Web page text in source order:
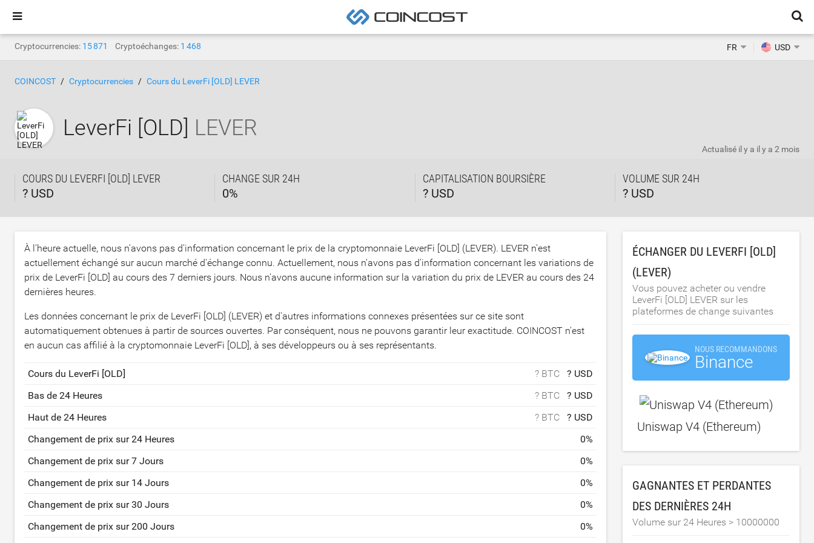
Cryptocurrencies: 15 871 Cryptoéchanges: 1 468 FR USD
COINCOST Cryptocurrencies Cours du LeverFi [OLD] LEVER
LeverFi [OLD] LEVER
COURS DU LEVERFI [OLD] LEVER
? USD
CHANGE SUR 24H
0%
CAPITALISATION BOURSIÈRE
? USD
VOLUME SUR 24H
? USD
Actualisé il y a il y a 2 mois
À l'heure actuelle, nous n'avons pas d'information concernant le prix de la cryptomonnaie LeverFi [OLD] (LEVER). LEVER n'est
actuellement échangé sur aucun marché d'échange connu. Actuellement, nous n'avons pas d'information concernant les variations de
prix de LeverFi [OLD] au cours des 7 derniers jours. Nous n'avons aucune information sur la variation du prix de LEVER au cours des 24
dernières heures.
Les données concernant le prix de LeverFi [OLD] (LEVER) et d'autres informations connexes présentées sur ce site sont
automatiquement obtenues à partir de sources ouvertes. Par conséquent, nous ne pouvons garantir leur exactitude. COINCOST n'est
en aucun cas affilié à la cryptomonnaie LeverFi [OLD], à ses développeurs ou à ses représentants.
Cours du LeverFi [OLD] ? BTC
? USD
Bas de 24 Heures
? BTC
? USD
Haut de 24 Heures
? BTC
? USD
Changement de prix sur 24 Heures
0%
Changement de prix sur 7 Jours
0%
Changement de prix sur 14 Jours
0%
Changement de prix sur 30 Jours
0%
Changement de prix sur 200 Jours
0%
ÉCHANGER DU LEVERFI [OLD]
(LEVER)
Vous pouvez acheter ou vendre
LeverFi [OLD] LEVER sur les
plateformes de change suivantes
NOUS RECOMMANDONS
Binance
Uniswap V4 (Ethereum)
GAGNANTES ET PERDANTES
DES DERNIÈRES 24H
Volume sur 24 Heures > 10000000